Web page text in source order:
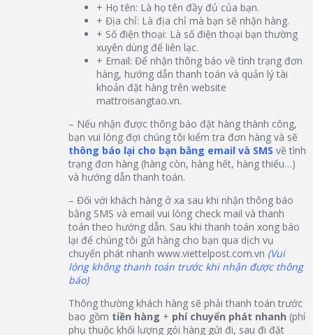
+ Họ tên: Là họ tên đầy đủ của bạn.
+ Địa chỉ: Là địa chỉ mà bạn sẽ nhận hàng.
+ Số điện thoại: Là số điện thoại bạn thường
xuyên dùng để liên lạc.
+ Email: Để nhận thông báo về tình trạng đơn
hàng, hướng dẫn thanh toán và quản lý tài
khoản đặt hàng trên website
mattroisangtao.vn.
– Nếu nhận được thông báo đặt hàng thành công,
bạn vui lòng đợi chúng tôi kiểm tra đơn hàng và sẽ
thông báo lại cho bạn bằng email và SMS về tình
trạng đơn hàng (hàng còn, hàng hết, hàng thiếu…)
và hướng dẫn thanh toán.
– Đối với khách hàng ở xa sau khi nhận thông báo
bằng SMS và email vui lòng check mail và thanh
toán theo hướng dẫn. Sau khi thanh toán xong báo
lại để chúng tôi gửi hàng cho bạn qua dịch vụ
chuyển phát nhanh www.viettelpost.com.vn (Vui
lòng không thanh toán trước khi nhận được thông
báo)
Thông thường khách hàng sẽ phải thanh toán trước
bao gồm tiền hàng + phí chuyển phát nhanh (phí
phụ thuộc khối lượng gói hàng gửi đi, sau đi đặt